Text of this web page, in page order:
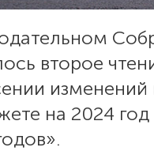
второе
изменений
на 2024